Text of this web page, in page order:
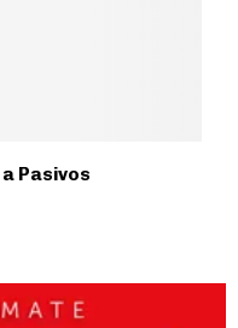
Pasivos